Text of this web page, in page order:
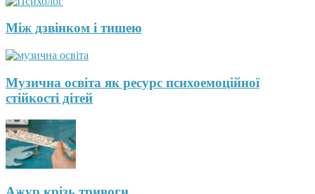
Між дзвінком і тишею
Музична освіта як ресурс психоемоційної
стійкості дітей